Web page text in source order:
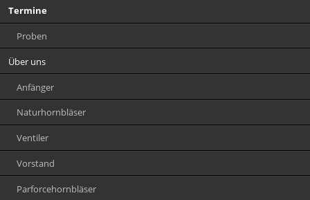
Termine
Proben
Über uns
Anfänger
Naturhornbläser
Ventiler
Vorstand
Parforcehornbläser